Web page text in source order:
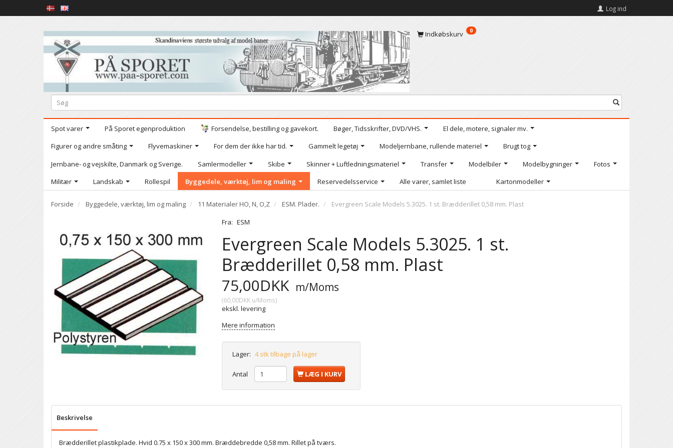
Log ind
Indkøbskurv 0
Spot varer På Sporet egenproduktion Forsendelse, bestilling og gavekort. Bøger, Tidsskrifter, DVD/VHS.
El dele, motere, signaler mv.
Figurer og andre småting
Flyvemaskiner For dem der ikke har tid. Gammelt legetøj Modeljernbane, rullende materiel
Brugt tog
Jernbane- og vejskilte, Danmark og Sverige.
Samlermodeller Skibe Skinner + Luftledningsmateriel Transfer Modelbiler Modelbygninger
Fotos
Militær
Landskab Rollespil Byggedele, værktøj, lim og maling Reservedelsservice Alle varer, samlet liste Kartonmodeller
Forside Byggedele, værktøj, lim og maling 11 Materialer HO, N, O,Z ESM. Plader.
Evergreen Scale Models 5.3025. 1 st. Brædderillet 0,58 mm. Plast
Fra: ESM
Evergreen Scale Models 5.3025. 1 st.
Brædderillet 0,58 mm. Plast
75,00DKK m/Moms
(60,00DKK u/Moms)
ekskl. levering
Mere information
Lager: 4 stk tilbage på lager
Antal LÆG I KURV
Beskrivelse
Brædderillet plastikplade. Hvid 0.75 x 150 x 300 mm. Bræddebredde 0,58 mm. Rillet på tværs.